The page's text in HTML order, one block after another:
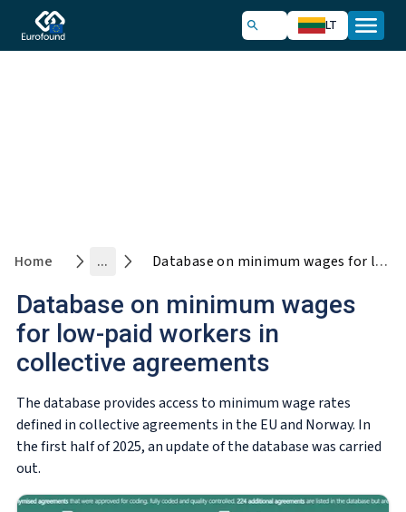
LT
Home ... Database on minimum wages for low-paid workers in collective agreements
Database on minimum wages
for low-paid workers in
collective agreements
The database provides access to minimum wage rates
defined in collective agreements in the EU and Norway. In
the first half of 2025, an update of the database was carried
out.